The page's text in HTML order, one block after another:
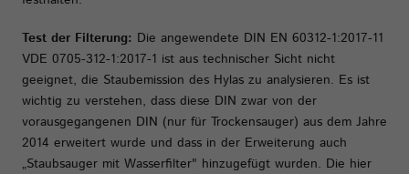
Test der Filterung: Die angewendete DIN EN 60312-1:2017-11
VDE 0705-312-1:2017-1 ist aus technischer Sicht nicht
geeignet, die Staubemission des Hylas zu analysieren. Es ist
wichtig zu verstehen, dass diese DIN zwar von der
vorausgegangenen DIN (nur für Trockensauger) aus dem Jahre
2014 erweitert wurde und dass in der Erweiterung auch
„Staubsauger mit Wasserfilter" hinzugefügt wurden. Die hier